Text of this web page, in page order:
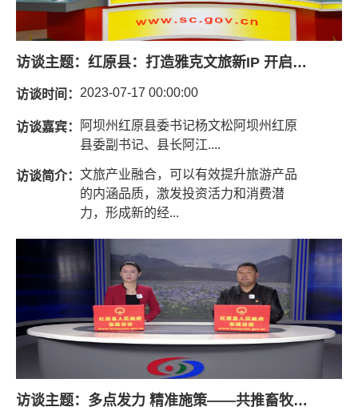
访谈主题： 红原县：打造雅克文旅新IP 开启文旅融合新场景
访谈时间： 2023-07-17 00:00:00
访谈嘉宾：
阿坝州红原县委书记杨文松阿坝州红原
县委副书记、县长阿江....
访谈简介： 文旅产业融合，可以有效提升旅游产品
的内涵品质，激发投资活力和消费潜
力，形成新的经...
访谈主题： 多点发力 精准施策——共推畜牧业转型升级